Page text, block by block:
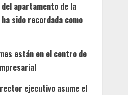
apartamento de la
ha sido recordada como
están en el centro de
ejecutivo asume el